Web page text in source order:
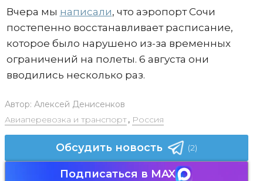
Вчера мы написали, что аэропорт Сочи
постепенно восстанавливает расписание,
которое было нарушено из-за временных
ограничений на полеты. 6 августа они
вводились несколько раз.
Автор: Алексей Денисенков
Авиаперевозка и транспорт, Россия
Обсудить новость (2)
Подписаться в MAX